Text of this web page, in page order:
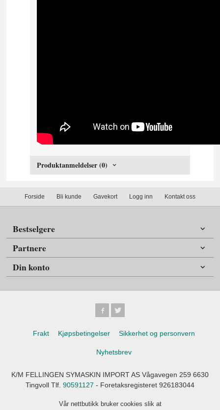
Produktanmeldelser (0)
Forside Bli kunde Gavekort Logg inn Kontakt oss
Bestselgere
Partnere
Din konto
Frakt Kjøpsbetingelser Sikkerhet og personvern
Nyhetsbrev
K/M FELLINGEN SYMASKIN IMPORT AS Vågavegen 259 6630
Tingvoll Tlf. 90591127 - Foretaksregisteret 926183044
Vår nettbutikk bruker cookies slik at